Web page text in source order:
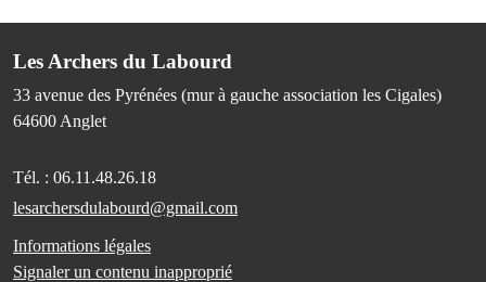
Les Archers du Labourd
33 avenue des Pyrénées (mur à gauche association les Cigales)
64600 Anglet
Tél. : 06.11.48.26.18
lesarchersdulabourd@gmail.com
Informations légales
Signaler un contenu inapproprié